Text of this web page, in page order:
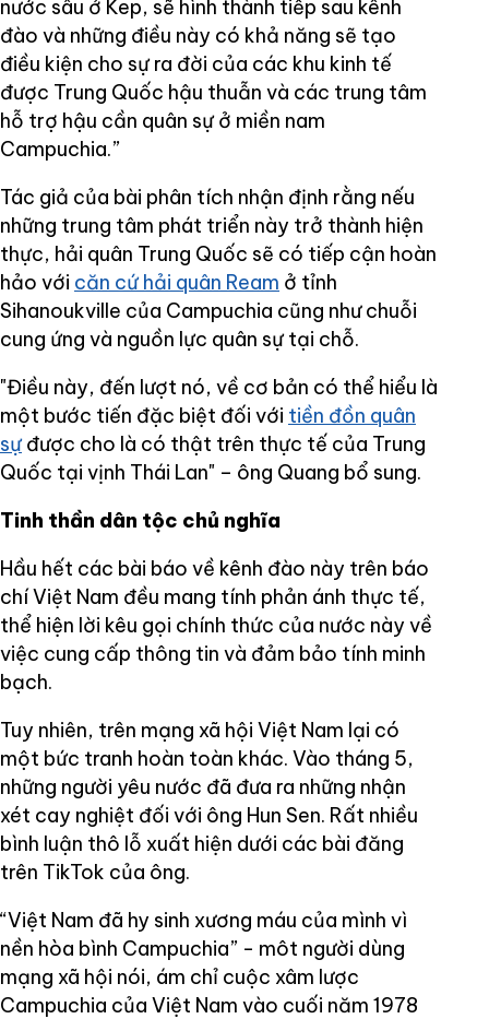
nước sâu ở Kep, sẽ hình thành tiếp sau kênh
đào và những điều này có khả năng sẽ tạo
điều kiện cho sự ra đời của các khu kinh tế
được Trung Quốc hậu thuẫn và các trung tâm
hỗ trợ hậu cần quân sự ở miền nam
Campuchia.”
Tác giả của bài phân tích nhận định rằng nếu
những trung tâm phát triển này trở thành hiện
thực, hải quân Trung Quốc sẽ có tiếp cận hoàn
hảo với căn cứ hải quân Ream ở tỉnh
Sihanoukville của Campuchia cũng như chuỗi
cung ứng và nguồn lực quân sự tại chỗ.
"Điều này, đến lượt nó, về cơ bản có thể hiểu là
một bước tiến đặc biệt đối với tiền đồn quân
sựđược cho là có thật trên thực tế của Trung
Quốc tại vịnh Thái Lan" – ông Quang bổ sung.
Tinh thần dân tộc chủ nghĩa
Hầu hết các bài báo về kênh đào này trên báo
chí Việt Nam đều mang tính phản ánh thực tế,
thể hiện lời kêu gọi chính thức của nước này về
việc cung cấp thông tin và đảm bảo tính minh
bạch.
Tuy nhiên, trên mạng xã hội Việt Nam lại có
một bức tranh hoàn toàn khác. Vào tháng 5,
những người yêu nước đã đưa ra những nhận
xét cay nghiệt đối với ông Hun Sen. Rất nhiều
bình luận thô lỗ xuất hiện dưới các bài đăng
trên TikTok của ông.
“Việt Nam đã hy sinh xương máu của mình vì
nền hòa bình Campuchia” - môt người dùng
mạng xã hội nói, ám chỉ cuộc xâm lược
Campuchia của Việt Nam vào cuối năm 1978